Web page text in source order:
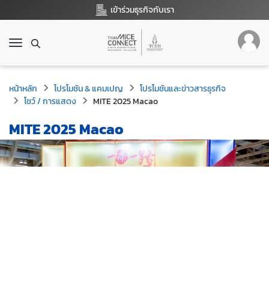
เข้าร่วมธุรกิจกับเรา
T
g
g
l
e
a
v
i
g
หน้าหลัก โปรโมชัน & แคมเปญ
โปรโมชันและข่าวสารธุรกิจ
โชว์ / การแสดง
MITE 2025 Macao
MITE 2025 Macao